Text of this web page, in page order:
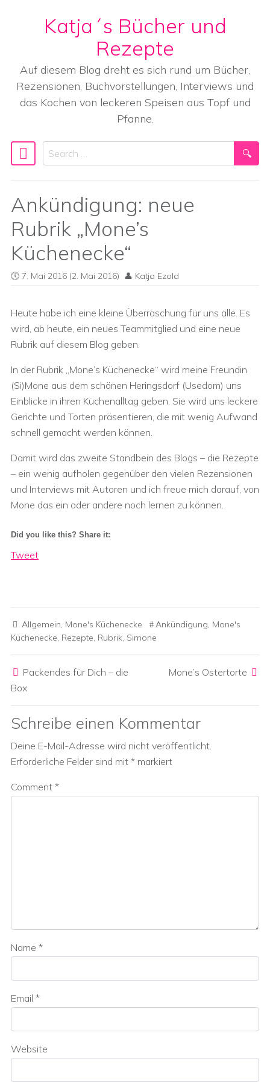
Skip to content
Katja´s Bücher und
Rezepte
Auf diesem Blog dreht es sich rund um Bücher,
Rezensionen, Buchvorstellungen, Interviews und
das Kochen von leckeren Speisen aus Topf und
Pfanne.
Main Navigation
Search
Ankündigung: neue
Rubrik „Mone’s
Küchenecke“
7. Mai 2016 (2. Mai 2016) Katja Ezold
Heute habe ich eine kleine Überraschung für uns alle. Es
wird, ab heute, ein neues Teammitglied und eine neue
Rubrik auf diesem Blog geben.
In der Rubrik „Mone’s Küchenecke“ wird meine Freundin
(Si)Mone aus dem schönen Heringsdorf (Usedom) uns
Einblicke in ihren Küchenalltag geben. Sie wird uns leckere
Gerichte und Torten präsentieren, die mit wenig Aufwand
schnell gemacht werden können.
Damit wird das zweite Standbein des Blogs – die Rezepte
– ein wenig aufholen gegenüber den vielen Rezensionen
und Interviews mit Autoren und ich freue mich darauf, von
Mone das ein oder andere noch lernen zu können.
Did you like this? Share it:
Tweet
Allgemein, Mone's Küchenecke Ankündigung, Mone's
Küchenecke, Rezepte, Rubrik, Simone
Packendes für Dich – die
Box
Mone’s Ostertorte
Schreibe einen Kommentar
Deine E-Mail-Adresse wird nicht veröffentlicht.
Erforderliche Felder sind mit * markiert
Comment *
Name *
Email *
Website